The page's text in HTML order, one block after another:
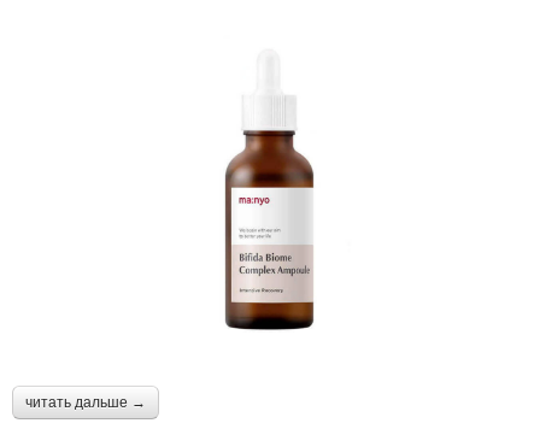
читать дальше →